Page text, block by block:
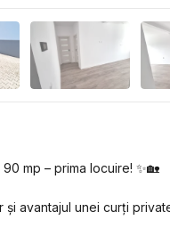
mp – prima locuire! ✨🏡
avantajul unei curți